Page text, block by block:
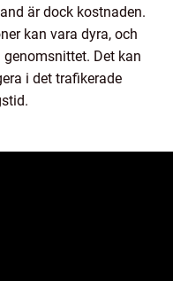
är dock kostnaden.
kan vara dyra, och
genomsnittet. Det kan
i det trafikerade